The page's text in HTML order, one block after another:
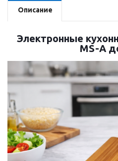
Описание
Электронные
MS-A